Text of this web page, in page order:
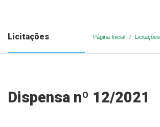
Licitações Página Inicial Licitações
Dispensa nº 12/2021